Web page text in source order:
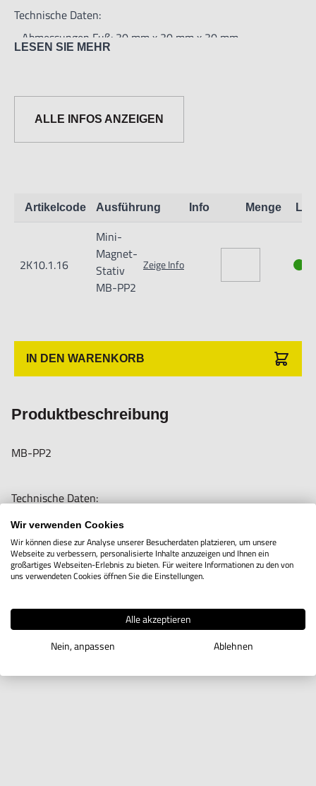
Technische Daten:
- Abmessungen Fuß: 30 mm x 30 mm x 30 mm
Gewindefuß M5
Anwender sowie Handwerker geeignet.
Nur für den vorhergesehenen Verwendungszweck geeignet.
Verletzungen führen.
Importeur/Hersteller:
Varsseveld/ Netherlands, email: Info@hogetex.com
LESEN SIE MEHR
ALLE INFOS ANZEIGEN
Artikelcode Ausführung Info Menge
2K10.1.16
Mini-
Magnet-
Stativ
MB-PP2
Zeige Info
IN DEN WARENKORB
Produktbeschreibung
MB-PP2
Technische Daten:
- Abmessungen Fuß: 30 mm x 30 mm x 30 mm
- Zugkraft: 170 N
- Säule Ø: 7 mm x 54 mm
Gewindefuß M5
Wir verwenden Cookies
Wir können diese zur Analyse unserer Besucherdaten platzieren, um unsere
Webseite zu verbessern, personalisierte Inhalte anzuzeigen und Ihnen ein
großartiges Webseiten-Erlebnis zu bieten. Für weitere Informationen zu den von
uns verwendeten Cookies öffnen Sie die Einstellungen.
Alle akzeptieren
Nein, anpassen
Ablehnen